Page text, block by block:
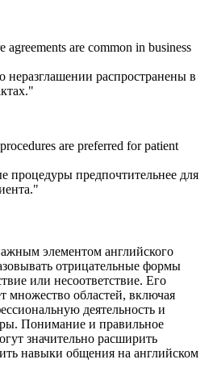
agreements are common in business
неразглашении распространены в
are preferred for patient
процедуры предпочтительнее для
элементом английского
отрицательные формы
или несоответствие. Его
множество областей, включая
деятельность и
Понимание и правильное
значительно расширить
навыки общения на английском